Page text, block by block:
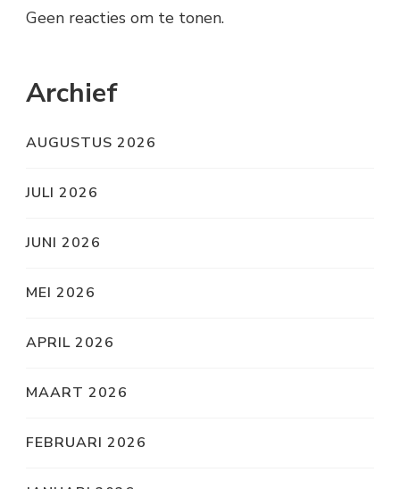
Geen reacties om te tonen.
Archief
AUGUSTUS 2026
JULI 2026
JUNI 2026
MEI 2026
APRIL 2026
MAART 2026
FEBRUARI 2026